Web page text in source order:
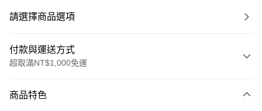
請選擇商品選項
付款與運送方式
超取滿NT$1,000免運
信用卡一次付款
商品特色